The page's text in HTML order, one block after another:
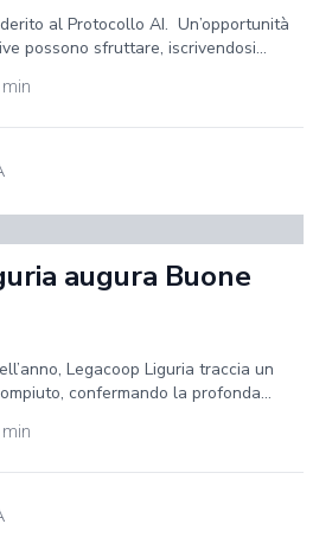
al Protocollo AI. Un’opportunità
possono sfruttare, iscrivendosi...
min
augura Buone
Legacoop Liguria traccia un
confermando la profonda...
min